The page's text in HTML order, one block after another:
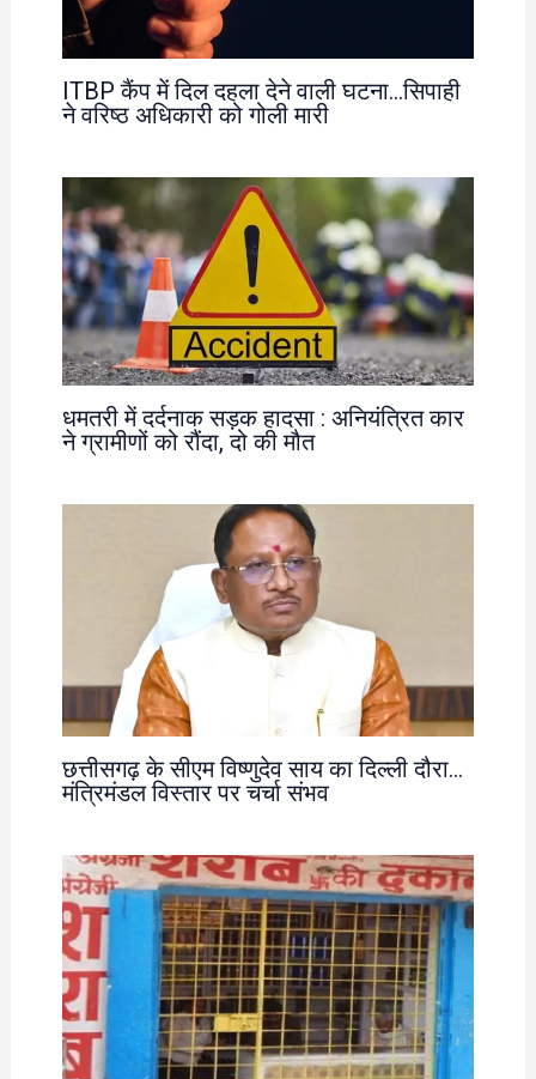
ITBP कैंप में दिल दहला देने वाली घटना…सिपाही
ने वरिष्ठ अधिकारी को गोली मारी
धमतरी में दर्दनाक सड़क हादसा : अनियंत्रित कार
ने ग्रामीणों को रौंदा, दो की मौत
छत्तीसगढ़ के सीएम विष्णुदेव साय का दिल्ली दौरा…
मंत्रिमंडल विस्तार पर चर्चा संभव